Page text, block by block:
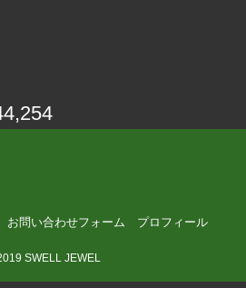
お問い合わせフォーム プロフィール
SWELL JEWEL